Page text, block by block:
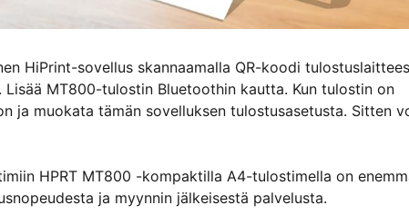
HiPrint-sovellus skannaamalla QR-koodi
MT800-tulostin Bluetoothin kautta. Kun tulostin on
ja muokata tämän sovelluksen tulostusasetusta. Sitten
HPRT MT800 -kompaktilla A4-tulostimella on
ja myynnin jälkeisestä palvelusta.